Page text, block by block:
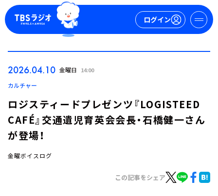
ログイン
2026.04.10 金曜日 14:00
カルチャー
ロジスティードプレゼンツ『LOGISTEED
CAFÉ』交通遺児育英会会長・石橋健一さん
が登場！
金曜ボイスログ
この記事をシェア